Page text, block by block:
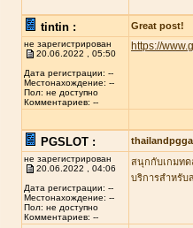
tintin : Great post!
не зарегистрирован
20.06.2022 , 05:50
Дата регистрации: --
Местонахождение: --
Пол: не доступно
Комментариев: --
https://
PGSLOT :
не зарегистрирован
20.06.2022 , 04:06
Дата регистрации: --
Местонахождение: --
Пол: не доступно
Комментариев: --
สนุกกับเกมทด
บริการสำหรับ